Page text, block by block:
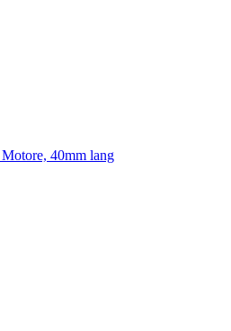
40mm lang